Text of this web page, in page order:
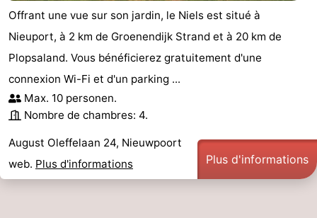
Offrant une vue sur son jardin, le Niels est situé à
Nieuport, à 2 km de Groenendijk Strand et à 20 km de
Plopsaland. Vous bénéficierez gratuitement d'une
connexion Wi-Fi et d'un parking ...
Max. 10 personen.
Nombre de chambres: 4.
August Oleffelaan 24, Nieuwpoort
web. Plus d'informations Plus d'informations